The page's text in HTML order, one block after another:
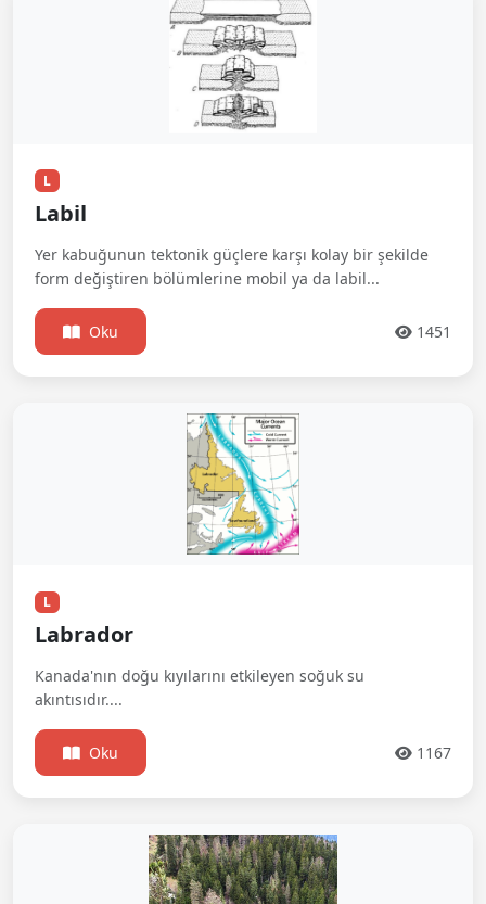
L
Labil
Yer kabuğunun tektonik güçlere karşı kolay bir şekilde
form değiştiren bölümlerine mobil ya da labil...
Oku 1451
L
Labrador
Kanada'nın doğu kıyılarını etkileyen soğuk su
akıntısıdır....
Oku 1167